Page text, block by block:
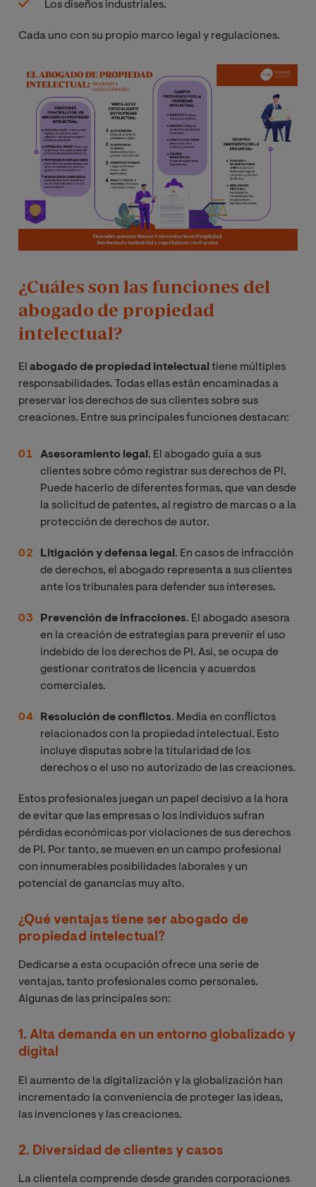
Los diseños industriales.
Cada uno con su propio marco legal y regulaciones.
Imagen
¿Cuáles son las funciones del
abogado de propiedad
intelectual?
El abogado de propiedad intelectual tiene múltiples
responsabilidades. Todas ellas están encaminadas a
preservar los derechos de sus clientes sobre sus
creaciones. Entre sus principales funciones destacan:
Asesoramiento legal . El abogado guía a sus
clientes sobre cómo registrar sus derechos de PI.
Puede hacerlo de diferentes formas, que van desde
la solicitud de patentes, al registro de marcas o a la
protección de derechos de autor.
Litigación y defensa legal . En casos de infracción
de derechos, el abogado representa a sus clientes
ante los tribunales para defender sus intereses.
Prevención de infracciones. El abogado asesora
en la creación de estrategias para prevenir el uso
indebido de los derechos de PI. Así, se ocupa de
gestionar contratos de licencia y acuerdos
comerciales.
Resolución de conflictos. Media en conflictos
relacionados con la propiedad intelectual. Esto
incluye disputas sobre la titularidad de los
derechos o el uso no autorizado de las creaciones.
Estos profesionales juegan un papel decisivo a la hora
de evitar que las empresas o los individuos sufran
pérdidas económicas por violaciones de sus derechos
de PI. Por tanto, se mueven en un campo profesional
con innumerables posibilidades laborales y un
potencial de ganancias muy alto.
¿Qué ventajas tiene ser abogado de
propiedad intelectual?
Dedicarse a esta ocupación ofrece una serie de
ventajas, tanto profesionales como personales.
Algunas de las principales son:
1. Alta demanda en un entorno globalizado y
digital
El aumento de la digitalización y la globalización han
incrementado la conveniencia de proteger las ideas,
las invenciones y las creaciones.
2. Diversidad de clientes y casos
La clientela comprende desde grandes corporaciones